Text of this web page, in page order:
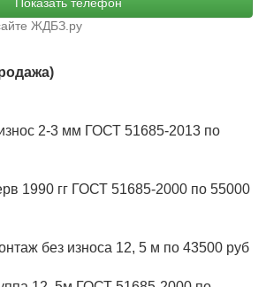
ЖДБЗ.ру
2-3 мм ГОСТ 51685-2013 по
1990 гг ГОСТ 51685-2000 по 55000